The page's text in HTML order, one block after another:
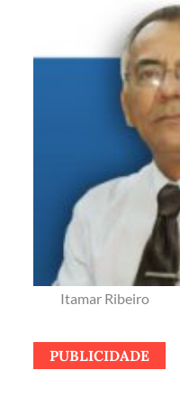
Itamar Ribeiro
PUBLICIDADE